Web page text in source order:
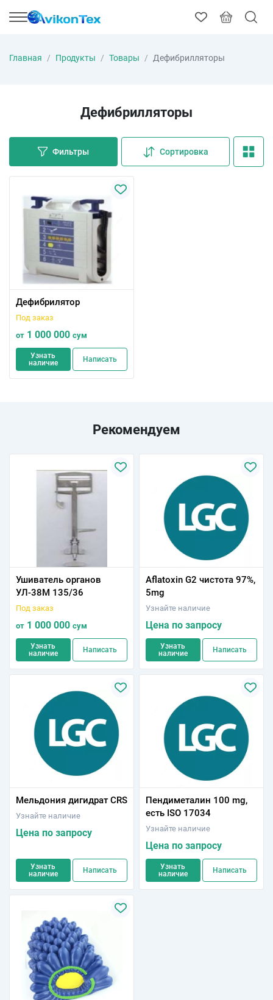
Главная Продукты Товары Дефибрилляторы
Дефибрилляторы
Фильтры Сортировка
Дефибрилятор
Под заказ
от 1 000 000 сум
Узнать
наличие
Написать
Рекомендуем
Ушиватель органов
УЛ-38М 135/36
Под заказ
от 1 000 000 сум
Узнать
наличие
Написать
Aflatoxin G2 чистота 97%,
5mg
Узнайте наличие
Цена по запросу
Узнать
наличие
Написать
Мельдония дигидрат CRS
Узнайте наличие
Цена по запросу
Узнать
наличие
Написать
Пендиметалин 100 mg,
есть ISO 17034
Узнайте наличие
Цена по запросу
Узнать
наличие
Написать